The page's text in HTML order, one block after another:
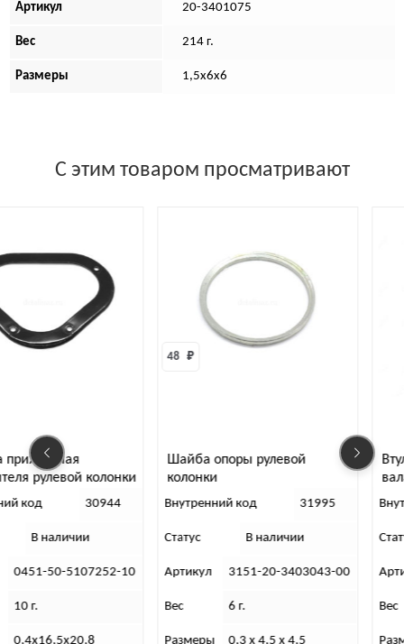
Артикул 20-3401075
Вес 214 г.
Размеры 1,5х6х6
С этим товаром просматривают
Шайба опоры рулевой
колонки
Внутренний код 31995
Статус В наличии
Артикул 3151-20-3403043-00
Размеры 0,3 х 4,5 х 4,5
Втулка дистанционная
вала червяка рулевого
управления
Внутренний код
Статус Нет в
Артикул 0469-00-
Размеры